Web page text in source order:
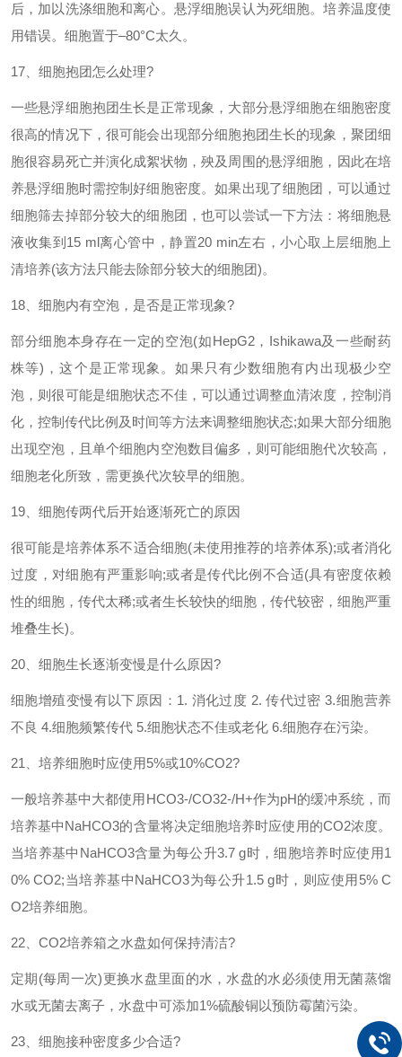
后，加以洗涤细胞和离心。悬浮细胞误认为死细胞。培养温度使
用错误。细胞置于–80°C太久。
17 、细胞抱团怎么处理?
一些悬浮细胞抱团生长是正常现象，大部分悬浮细胞在细胞密度
很高的情况下，很可能会出现部分细胞抱团生长的现象，聚团细
胞很容易死亡并演化成絮状物，殃及周围的悬浮细胞，因此在培
养悬浮细胞时需控制好细胞密度。如果出现了细胞团，可以通过
细胞筛去掉部分较大的细胞团，也可以尝试一下方法：将细胞悬
液收集到 15 ml离心管中，静置20 min左右，小心取上层细胞上
清培养(该方法只能去除部分较大的细胞团)。
18 、细胞内有空泡，是否是正常现象?
部分细胞本身存在一定的空泡(如HepG2， Ishikawa及一些耐药
株等) ，这个是正常现象。如果只有少数细胞有内出现极少空
泡，则很可能是细胞状态不佳，可以通过调整血清浓度，控制消
化，控制传代比例及时间等方法来调整细胞状态;如果大部分细胞
出现空泡，且单个细胞内空泡数目偏多，则可能细胞代次较高，
细胞老化所致，需更换代次较早的细胞。
19 、细胞传两代后开始逐渐死亡的原因
很可能是培养体系不适合细胞(未使用推荐的培养体系);或者消化
过度，对细胞有严重影响;或者是传代比例不合适(具有密度依赖
性的细胞，传代太稀;或者生长较快的细胞，传代较密，细胞严重
堆叠生长)。
20 、细胞生长逐渐变慢是什么原因?
细胞增殖变慢有以下原因： 1. 消化过度 2.传代过密3.细胞营养
不良 4.细胞频繁传代 5.细胞状态不佳或老化 6.细胞存在污染。
21 、培养细胞时应使用5%或10%CO2?
一般培养基中大都使用 HCO3-/CO32-/H+作为pH的缓冲系统，而
培养基中NaHCO3的含量将决定细胞培养时应使用的CO2浓度。
当培养基中 NaHCO3含量为每公升3.7 g时，细胞培养时应使用1
0% CO2;当培养基中NaHCO3为每公升1.5 g时，则应使用 5% C
O2培养细胞。
22 CO2培养箱之水盘如何保持清洁?
定期(每周一次)更换水盘里面的水，水盘的水必须使用无菌蒸馏
水或无菌去离子，水盘中可添加1%硫酸铜以预防霉菌污染。
23 、细胞接种密度多少合适?